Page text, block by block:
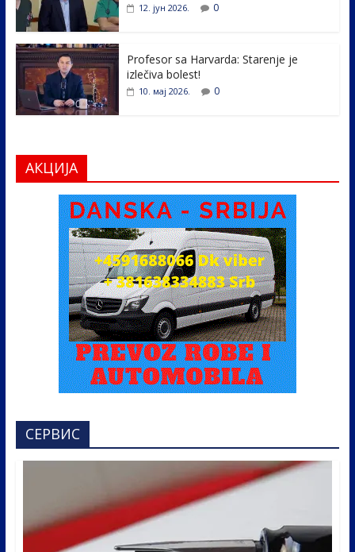
12. јун 2026. 0
Profesor sa Harvarda: Starenje je
izlečiva bolest!
10. мај 2026. 0
АКЦИЈА
СЕРВИС